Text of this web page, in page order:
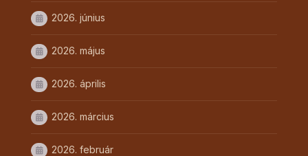
2026. június
2026. május
2026. április
2026. március
2026. február